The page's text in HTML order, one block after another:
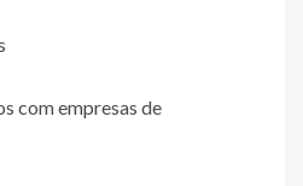
com empresas de